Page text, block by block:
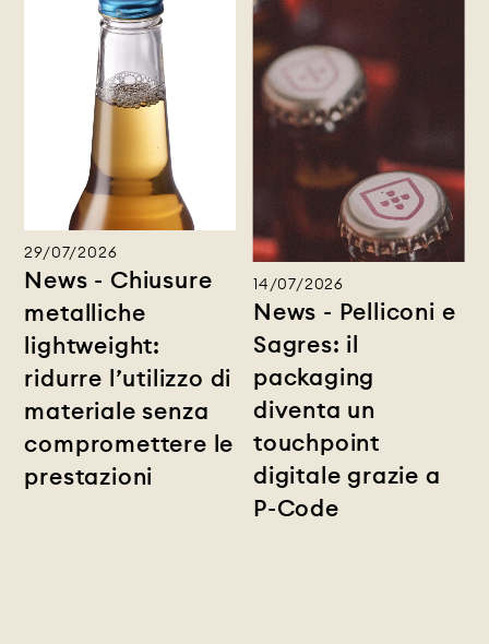
29/07/2026
News - Chiusure
metalliche
lightweight:
ridurre l’utilizzo di
materiale senza
compromettere le
prestazioni
14/07/2026
News - Pelliconi e
Sagres: il
packaging
diventa un
touchpoint
digitale grazie a
P-Code